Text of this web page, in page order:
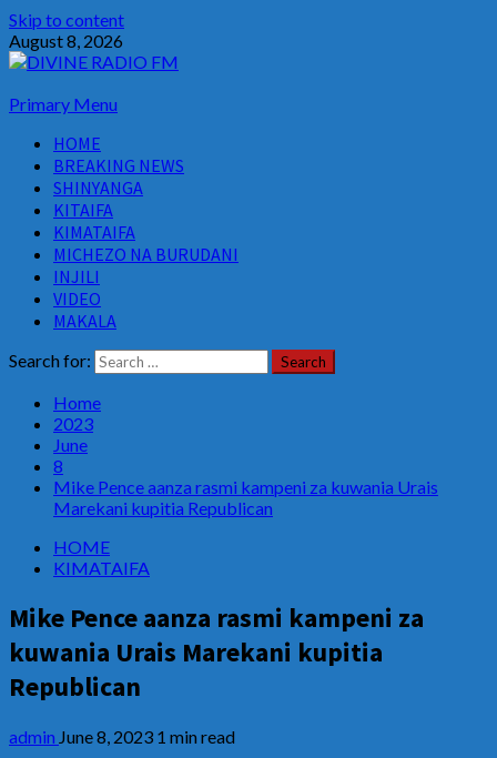
Skip to content
August 8, 2026
Primary Menu
HOME
BREAKING NEWS
SHINYANGA
KITAIFA
KIMATAIFA
MICHEZO NA BURUDANI
INJILI
VIDEO
MAKALA
Search for:
Home
2023
June
8
Mike Pence aanza rasmi kampeni za kuwania Urais
Marekani kupitia Republican
HOME
KIMATAIFA
Mike Pence aanza rasmi kampeni za
kuwania Urais Marekani kupitia
Republican
admin June 8, 2023 1 min read